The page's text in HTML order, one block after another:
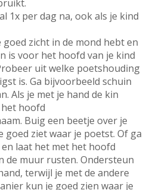
1x per dag na, ook als je kind
zicht in de mond hebt en
is voor het hoofd van je kind
uit welke poetshouding
is. Ga bijvoorbeeld schuin
Als je met je hand de kin
hoofd
Buig een beetje over je
goed ziet waar je poetst. Of ga
laat het met het hoofd
de muur rusten. Ondersteun
terwijl je met de andere
kun je goed zien waar je